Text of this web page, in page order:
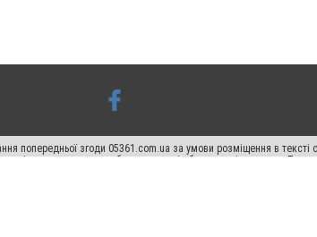
попередньої згоди 05361.com.ua за умови розміщення в
не нижче другого абзацу в тексті або в якості джерела.